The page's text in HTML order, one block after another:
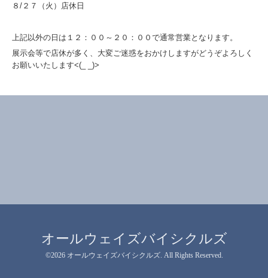
８/２７（火）店休日
上記以外の日は１２：００～２０：００で通常営業となります。
展示会等で店休が多く、大変ご迷惑をおかけしますがどうぞよろしく
お願いいたします<(_ _)>
オールウェイズバイシクルズ
©2026 オールウェイズバイシクルズ. All Rights Reserved.